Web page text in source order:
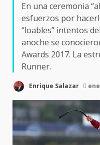
En una ceremonia
esfuerzos por
“loables” intentos
anoche se
Awards 2017. La
Runner.
Enrique Salazar